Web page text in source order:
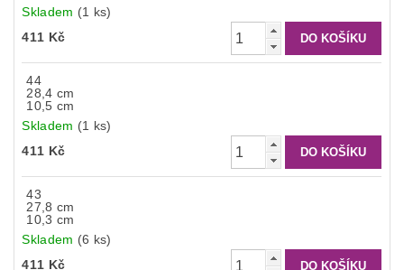
Skladem (1 ks)
411 Kč
44
28,4 cm
10,5 cm
Skladem (1 ks)
411 Kč
43
27,8 cm
10,3 cm
Skladem (6 ks)
411 Kč